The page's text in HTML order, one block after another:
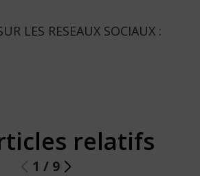
LES RESEAUX SOCIAUX :
relatifs
1 / 9